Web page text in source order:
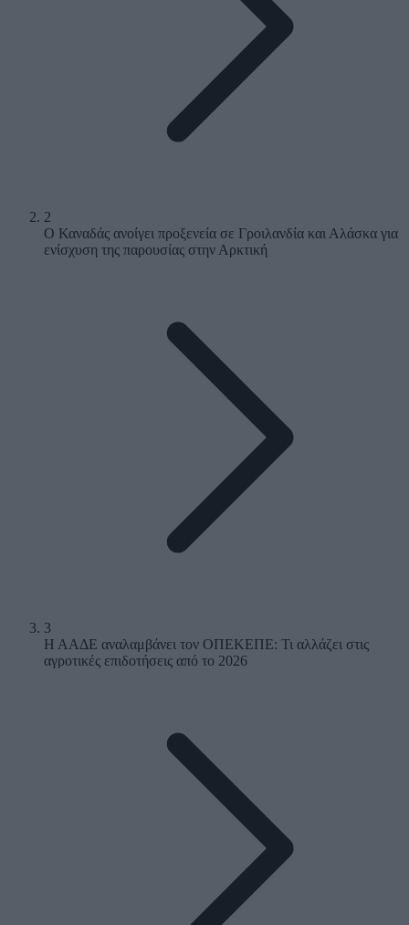
2
Ο Καναδάς ανοίγει προξενεία σε Γροιλανδία και Αλάσκα για
ενίσχυση της παρουσίας στην Αρκτική
3
Η ΑΑΔΕ αναλαμβάνει τον ΟΠΕΚΕΠΕ: Τι αλλάζει στις
αγροτικές επιδοτήσεις από το 2026